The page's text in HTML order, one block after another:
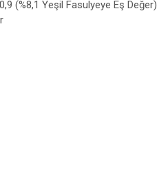
(%8,1 Yeşil Fasulyeye Eş Değer)